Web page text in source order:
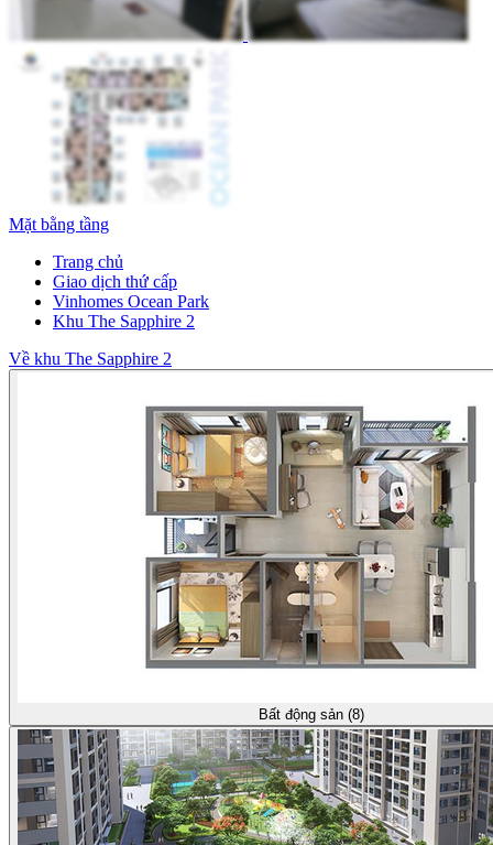
Mặt bằng tầng
Trang chủ
Giao dịch thứ cấp
Vinhomes Ocean Park
Khu The Sapphire 2
Về khu The Sapphire 2
Bất động sản (8)